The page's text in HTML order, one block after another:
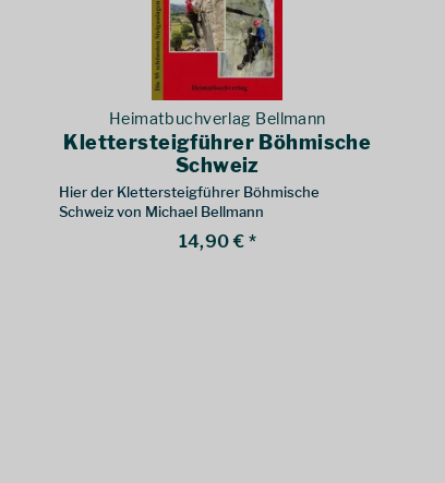
Heimatbuchverlag Bellmann
Klettersteigführer Böhmische
Schweiz
Hier der Klettersteigführer Böhmische
Schweiz von Michael Bellmann
14,90 € *